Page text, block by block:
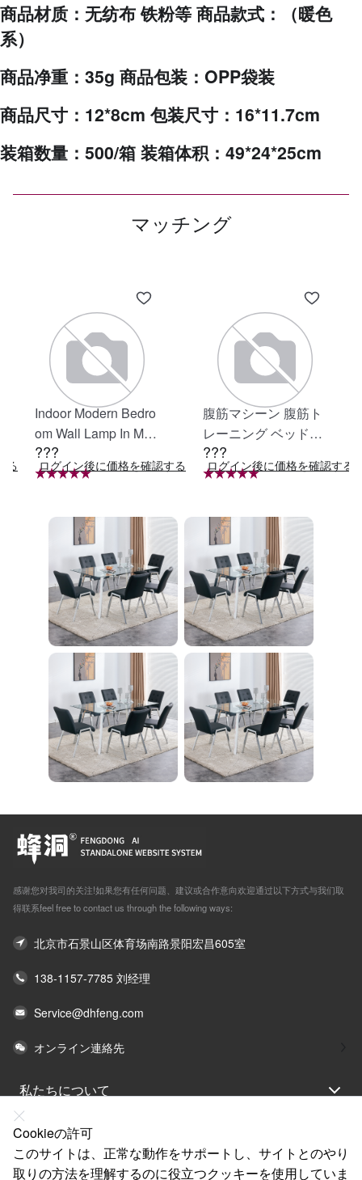
商品材质：无纺布 铁粉等 商品款式：（暖色
系）
商品净重：35g 商品包装：OPP袋装
商品尺寸：12*8cm 包装尺寸：16*11.7cm
装箱数量：500/箱 装箱体积：49*24*25cm
マッチング
る
Indoor Modern Bedro
om Wall Lamp In Matt
e Black, Iron Clear Gl
ass Shade,4-Lights E
nity Light
???
ログイン後に価格を確認する
腹筋マシーン 腹筋ト
レーニング ベッド固
定 足固定 腹筋器具
腹筋マシン 足を押さ
レーニング器具 エク
ササイズ ダイエット
旅行 自宅 WBGHS-0
1-R
???
ログイン後に価格を確認する
感谢您对我司的关注!如果您有任何问题、建议或合作意向欢迎通过以下方式与我们取
得联系feel free to contact us through the following ways:
北京市石景山区体育场南路景阳宏昌605室
138-1157-7785 刘经理
Service@dhfeng.com
オンライン連絡先
私たちについて
法律声明
ヘルプ
Cookieの許可
このサイトは、正常な動作をサポートし、サイトとのやり
取りの方法を理解するのに役立つクッキーを使用していま